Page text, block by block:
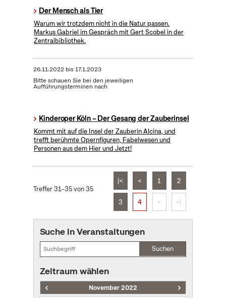
Der Mensch als Tier
Warum wir trotzdem nicht in die Natur passen.
Markus Gabriel im Gespräch mit Gert Scobel in der
Zentralbibliothek.
26.11.2022bis17.1.2023
Bitte schauen Sie bei den jeweiligen
Aufführungsterminen nach
Kinderoper Köln – Der Gesang der Zauberinsel
Kommt mit auf die Insel der Zauberin Alcina, und
trefft berühmte Opernfiguren, Fabelwesen und
Personen aus dem Hier und Jetzt!
Treffer 31–35 von 35
|< < 1 2
3 4 > >|
Suche in Veranstaltungen
Suchen
Zeitraum wählen
November 2022